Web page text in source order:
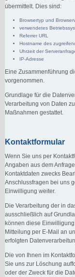
übermittelt. Dies sind:
Browsertyp und
verwendetes
Referrer URL
Hostname des
Uhrzeit der
IP-Adresse
Eine Zusammenführung
vorgenommen.
Grundlage für die
Verarbeitung von Daten
Maßnahmen gestattet.
Kontaktformular
Wenn Sie uns per
Angaben aus dem
Kontaktdaten zwecks
Anschlussfragen bei uns
Einwilligung weiter.
Die Verarbeitung der in
ausschließlich auf
können diese
Mitteilung per E-Mail an
erfolgten
Die von Ihnen im
Sie uns zur Löschung
oder der Zweck für die